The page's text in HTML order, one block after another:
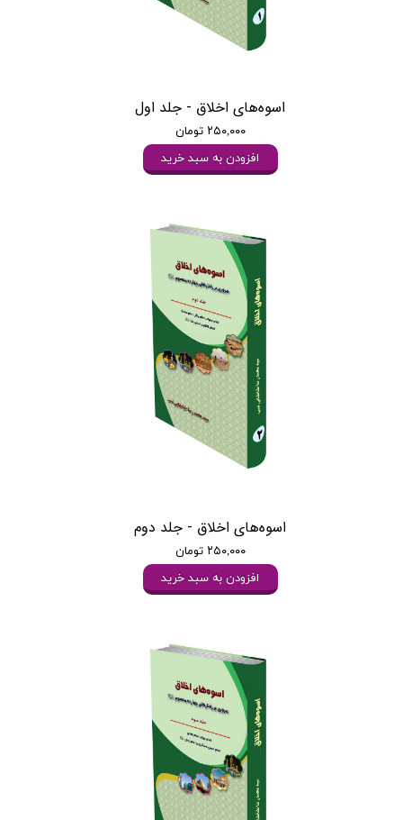
اسوه‌های اخلاق - جلد اول
۲۵۰,۰۰۰ تومان
افزودن به سبد خرید
اسوه‌های اخلاق - جلد دوم
۲۵۰,۰۰۰ تومان
افزودن به سبد خرید